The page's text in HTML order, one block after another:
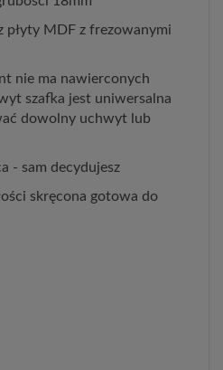
płyty MDF z frezowanymi
nie ma nawierconych
szafka jest uniwersalna
dowolny uchwyt lub
- sam decydujesz
skręcona gotowa do